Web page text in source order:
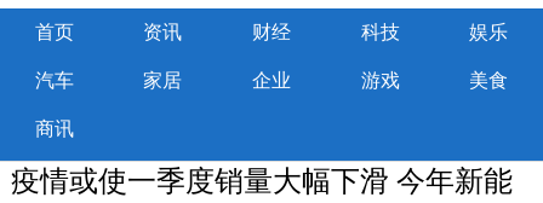
首页 资讯 财经 科技 娱乐
汽车 家居 企业 游戏 美食
商讯
疫情或使一季度销量大幅下滑 今年新能